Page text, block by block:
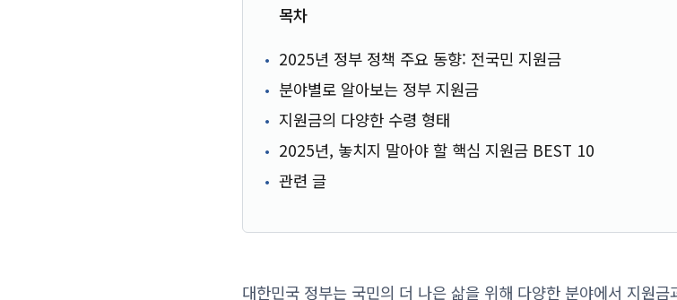
목차
2025년 정부 정책 주요 동향: 전국민 지원금
분야별로 알아보는 정부 지원금
지원금의 다양한 수령 형태
2025년, 놓치지 말아야 할 핵심 지원금 BEST 10
관련 글
대한민국 정부는 국민의 더 나은 삶을 위해 다양한 분야에서 지원